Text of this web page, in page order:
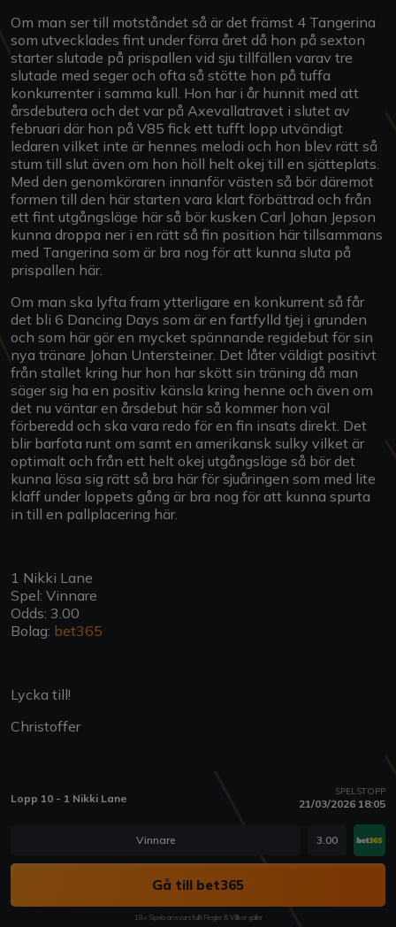
Om man ser till motståndet så är det främst 4 Tangerina
som utvecklades fint under förra året då hon på sexton
starter slutade på prispallen vid sju tillfällen varav tre
slutade med seger och ofta så stötte hon på tuffa
konkurrenter i samma kull. Hon har i år hunnit med att
årsdebutera och det var på Axevallatravet i slutet av
februari där hon på V85 fick ett tufft lopp utvändigt
ledaren vilket inte är hennes melodi och hon blev rätt så
stum till slut även om hon höll helt okej till en sjätteplats.
Med den genomköraren innanför västen så bör däremot
formen till den här starten vara klart förbättrad och från
ett fint utgångsläge här så bör kusken Carl Johan Jepson
kunna droppa ner i en rätt så fin position här tillsammans
med Tangerina som är bra nog för att kunna sluta på
prispallen här.
Om man ska lyfta fram ytterligare en konkurrent så får
det bli 6 Dancing Days som är en fartfylld tjej i grunden
och som här gör en mycket spännande regidebut för sin
nya tränare Johan Untersteiner. Det låter väldigt positivt
från stallet kring hur hon har skött sin träning då man
säger sig ha en positiv känsla kring henne och även om
det nu väntar en årsdebut här så kommer hon väl
förberedd och ska vara redo för en fin insats direkt. Det
blir barfota runt om samt en amerikansk sulky vilket är
optimalt och från ett helt okej utgångsläge så bör det
kunna lösa sig rätt så bra här för sjuåringen som med lite
klaff under loppets gång är bra nog för att kunna spurta
in till en pallplacering här.
1 Nikki Lane
Spel: Vinnare
Odds: 3.00
Bolag: bet365
Lycka till!
Christoffer
Lopp 10 - 1 Nikki Lane SPELSTOPP
21/03/2026 18:05
Vinnare 3.00
Gå till bet365
18+ Spela ansvarsfullt Regler & Villkor gäller